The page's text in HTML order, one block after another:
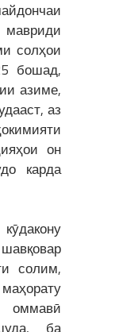
солҳои
бошад,
азиме,
аз
он
карда
солим,